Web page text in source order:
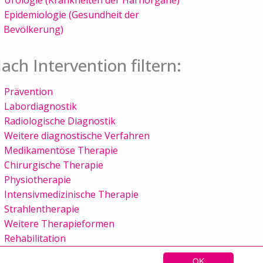
OK
Epidemiologie (Gesundheit der
Bevölkerung)
Intervention filtern:
Prävention
Labordiagnostik
Radiologische Diagnostik
Weitere diagnostische Verfahren
Medikamentöse Therapie
Chirurgische Therapie
Physiotherapie
Intensivmedizinische Therapie
Strahlentherapie
Weitere Therapieformen
Rehabilitation